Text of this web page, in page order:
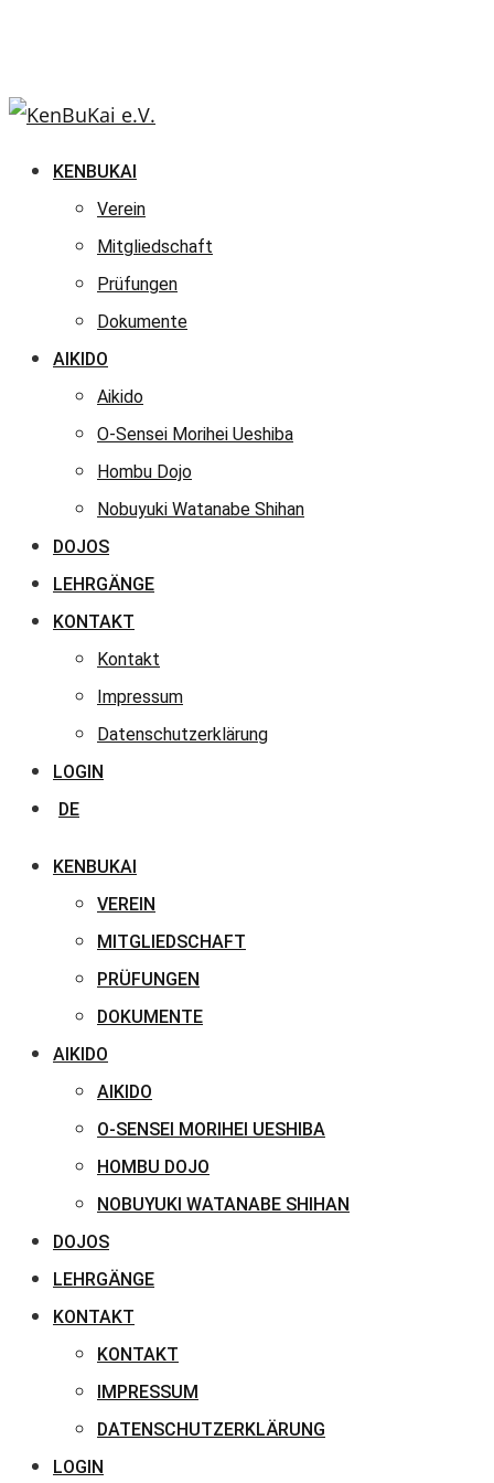
KENBUKAI
Verein
Mitgliedschaft
Prüfungen
Dokumente
AIKIDO
Aikido
O-Sensei Morihei Ueshiba
Hombu Dojo
Nobuyuki Watanabe Shihan
DOJOS
LEHRGÄNGE
KONTAKT
Kontakt
Impressum
Datenschutzerklärung
LOGIN
DE
KENBUKAI
VEREIN
MITGLIEDSCHAFT
PRÜFUNGEN
DOKUMENTE
AIKIDO
AIKIDO
O-SENSEI MORIHEI UESHIBA
HOMBU DOJO
NOBUYUKI WATANABE SHIHAN
DOJOS
LEHRGÄNGE
KONTAKT
KONTAKT
IMPRESSUM
DATENSCHUTZERKLÄRUNG
LOGIN